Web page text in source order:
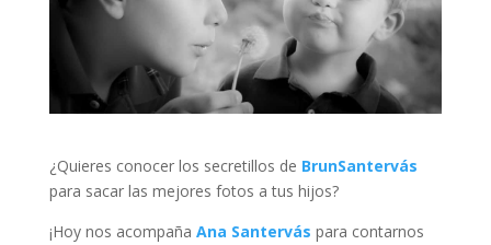
¿Quieres conocer los secretillos de BrunSantervás
para sacar las mejores fotos a tus hijos?
¡Hoy nos acompaña Ana Santervás para contarnos